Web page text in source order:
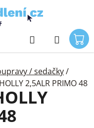
Hledat
/ sedačky/
2,5ALR PRIMO 48